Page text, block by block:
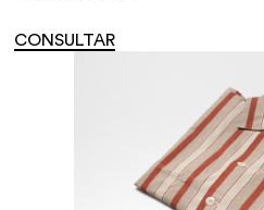
CONSULTAR